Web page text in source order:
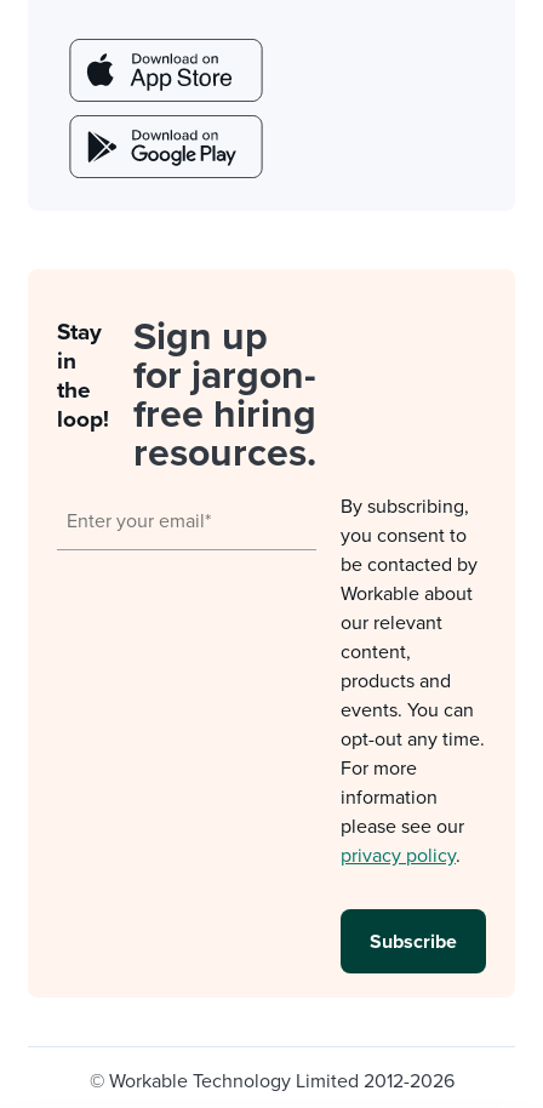
Stay
in
the
loop!
Sign up
for jargon-
free hiring
resources.
By subscribing,
you consent to
be contacted by
Workable about
our relevant
content,
products and
events. You can
opt-out any time.
For more
information
please see our
privacy policy.
© Workable Technology Limited 2012-2026